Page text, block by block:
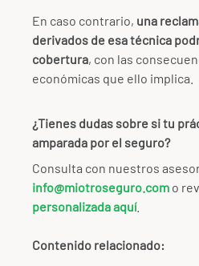
En caso contrario, una
derivados de esa técnica
cobertura, con las
económicas que ello implica.
¿Tienes dudas sobre si tu
amparada por el seguro?
Consulta con nuestros
info@miotroseguro.com o
personalizada aquí.
Contenido relacionado: